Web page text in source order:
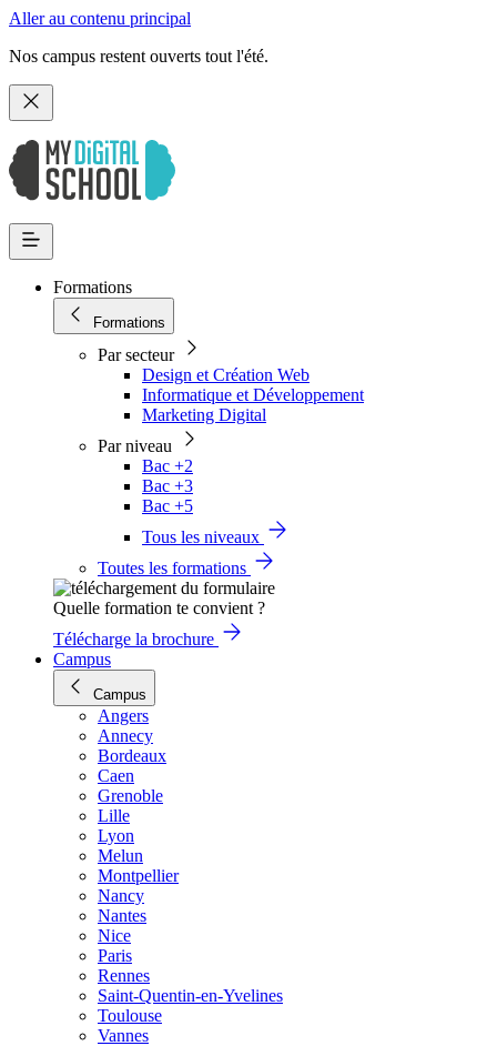
Aller au contenu principal
Nos campus restent ouverts tout l'été.
Formations
Formations
Par secteur
Design et Création Web
Informatique et Développement
Marketing Digital
Par niveau
Bac +2
Bac +3
Bac +5
Tous les niveaux
Toutes les formations
Quelle formation te convient ?
Télécharge la brochure
Campus
Campus
Angers
Annecy
Bordeaux
Caen
Grenoble
Lille
Lyon
Melun
Montpellier
Nancy
Nantes
Nice
Paris
Rennes
Saint-Quentin-en-Yvelines
Toulouse
Vannes